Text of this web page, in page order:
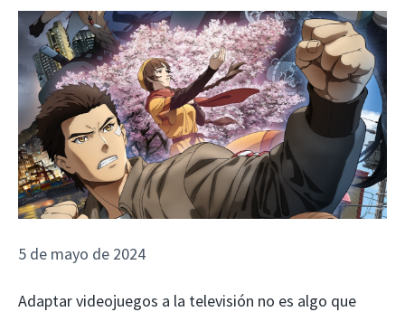
5 de mayo de 2024
Adaptar videojuegos a la televisión no es algo que